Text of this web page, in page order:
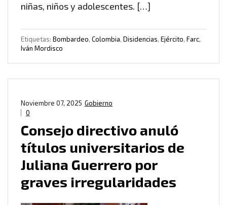
niñas, niños y adolescentes. […]
Etiquetas: Bombardeo, Colombia, Disidencias, Ejército, Farc,
Iván Mordisco
Gobierno
Noviembre 07, 2025
0
Consejo directivo anuló
títulos universitarios de
Juliana Guerrero por
graves irregularidades